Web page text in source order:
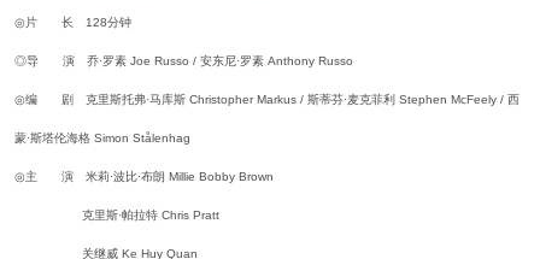
◎片 长 128分钟
◎导 演 乔·罗素 Joe Russo / 安东尼·罗素 Anthony Russo
◎编 剧 克里斯托弗·马库斯 Christopher Markus / 斯蒂芬·麦克菲利 Stephen McFeely / 西
蒙·斯塔伦海格 Simon Stålenhag
◎主 演 米莉·波比·布朗 Millie Bobby Brown
克里斯·帕拉特 Chris Pratt
关继威 Ke Huy Quan